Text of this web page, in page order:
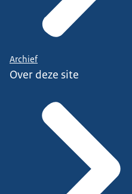
Archief
Over deze site